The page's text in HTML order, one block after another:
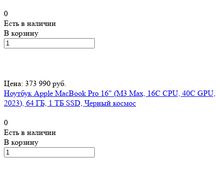
0
Есть в наличии
В корзину
Цена: 373 990 руб.
Ноутбук Apple MacBook Pro 16" (M3 Max, 16C CPU, 40C GPU,
2023), 64 ГБ, 1 ТБ SSD, Черный космос
0
Есть в наличии
В корзину